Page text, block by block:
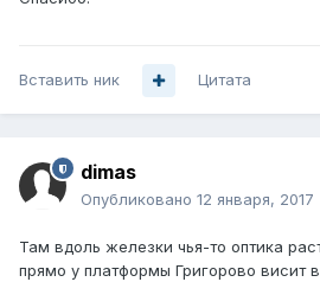
Вставить ник Цитата
dimas
Опубликовано 12 января, 2017
Там вдоль железки чья-то оптика
прямо у платформы Григорово висит